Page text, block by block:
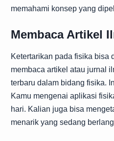
memahami konsep yang
Membaca Artikel
Ketertarikan pada fisika bisa
membaca artikel atau jurnal
terbaru dalam bidang fisika.
Kamu mengenai aplikasi
hari. Kalian juga bisa
menarik yang sedang